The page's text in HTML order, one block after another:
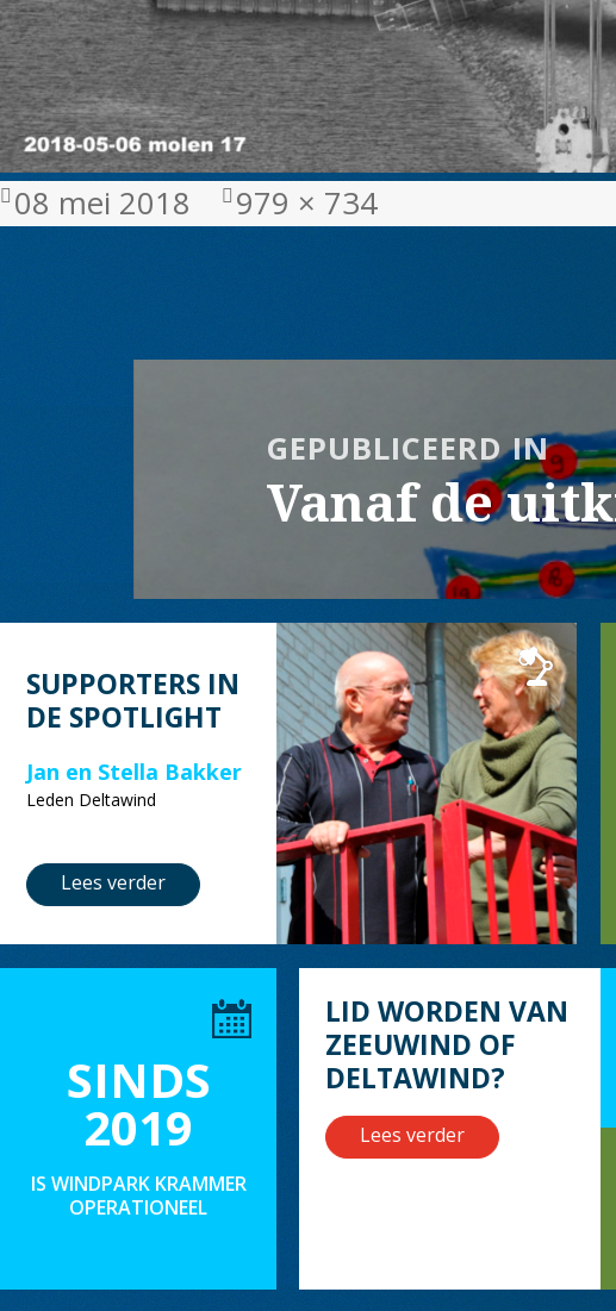
Geplaatst
08 mei 2018
Volledige
979 × 734
GEPUBLICEERD IN
Vanaf de
SUPPORTERS IN
DE SPOTLIGHT
Jan en Stella Bakker
Leden Deltawind
Lees verder
SINDS
2019
IS WINDPARK KRAMMER
OPERATIONEEL
LID WORDEN VAN
ZEEUWIND OF
DELTAWIND?
Lees verder